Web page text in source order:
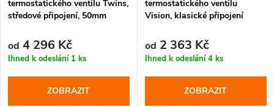
termostatického ventilu Twins,
středové připojení, 50mm
od 4 296 Kč
Ihned k odeslání 1 ks
ZOBRAZIT
termostatického ventilu
Vision, klasické připojení
od 2 363 Kč
Ihned k odeslání4 ks
ZOBRAZIT